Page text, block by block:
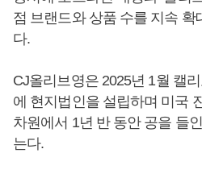
점 브랜드와 상품 수를 지속 확
다.
CJ올리브영은 2025년 1월 캘
에 현지법인을 설립하며 미국
차원에서 1년 반 동안 공을 들
는다.